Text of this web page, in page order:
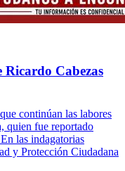
Ricardo Cabezas
continúan las labores
quien fue reportado
las indagatorias
y Protección Ciudadana